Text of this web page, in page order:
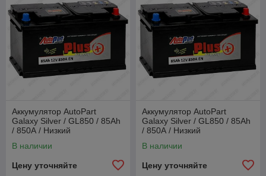
Аккумулятор AutoPart
Galaxy Silver / GL850 / 85Ah
/ 850А / Низкий
В наличии
Цену уточняйте
Аккумулятор AutoPart
Galaxy Silver / GL850 / 85Ah
/ 850А / Низкий
В наличии
Цену уточняйте